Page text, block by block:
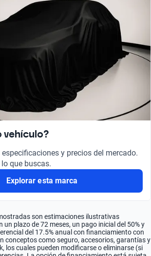
vehículo?
especificaciones y precios del mercado.
que buscas.
Explorar esta marca
son estimaciones ilustrativas
un plazo de 72 meses, un pago inicial del 50% y
del 17.5% anual con financiamiento con
conceptos como seguro, accesorios, garantías y
los cuales pueden modificarse o eliminarse (si